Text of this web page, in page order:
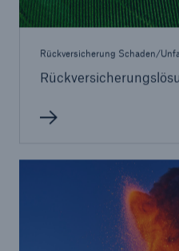
Rückversicherung Schaden/